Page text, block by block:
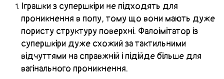
Іграшки з супершкіри не підходять для
проникнення в попу, тому що вони мають дуже
пористу структуру поверхні. Фалоімітатор із
супершкіри дуже схожий за тактильними
відчуттями на справжній і підійде більше для
вагінального проникнення.